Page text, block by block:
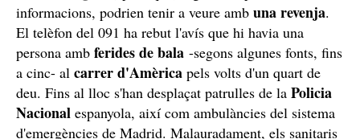
informacions, podrien tenir a veure amb una revenja.
El telèfon del 091 ha rebut l'avís que hi havia una
persona amb ferides de bala -segons algunes fonts, fins
a cinc- al carrer d'Amèrica pels volts d'un quart de
deu. Fins al lloc s'han desplaçat patrulles de la Policia
Nacional espanyola, així com ambulàncies del sistema
d'emergències de Madrid. Malauradament, els sanitaris